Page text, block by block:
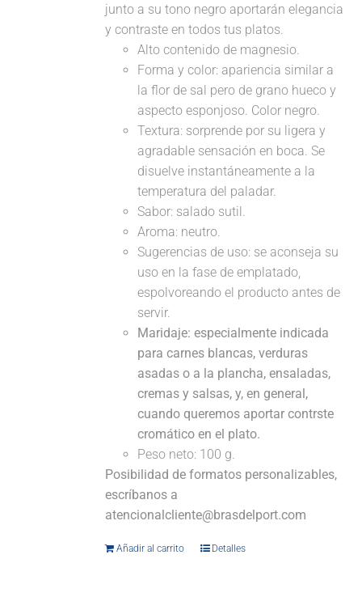
junto a su tono negro aportarán elegancia
y contraste en todos tus platos.
Alto contenido de magnesio.
Forma y color: apariencia similar a
la flor de sal pero de grano hueco y
aspecto esponjoso. Color negro.
Textura: sorprende por su ligera y
agradable sensación en boca. Se
disuelve instantáneamente a la
temperatura del paladar.
Sabor: salado sutil.
Aroma: neutro.
Sugerencias de uso: se aconseja su
uso en la fase de emplatado,
espolvoreando el producto antes de
servir.
Maridaje: especialmente indicada
para carnes blancas, verduras
asadas o a la plancha, ensaladas,
cremas y salsas, y, en general,
cuando queremos aportar contrste
cromático en el plato.
Peso neto: 100 g.
Posibilidad de formatos personalizables,
escríbanos a
atencionalcliente@brasdelport.com
Añadir al carrito Detalles